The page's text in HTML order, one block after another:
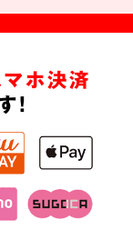
マホ決済
!